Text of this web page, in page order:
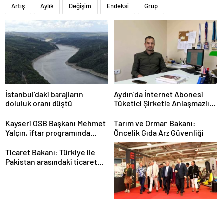
Artış Aylık Değişim Endeksi Grup
İstanbul’daki barajların
doluluk oranı düştü
Aydın’da İnternet Abonesi
Tüketici Şirketle Anlaşmazlık
Kayseri OSB Başkanı Mehmet
Yalçın, iftar programında
Tarım ve Orman Bakanı:
Öncelik Gıda Arz Güvenliği
Ticaret Bakanı: Türkiye ile
Pakistan arasındaki ticaret